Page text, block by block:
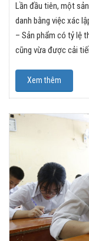
Lần đầu tiên, một
danh bằng việc xác
– Sản phẩm có tỷ lệ
cũng vừa được cải
Xem thêm